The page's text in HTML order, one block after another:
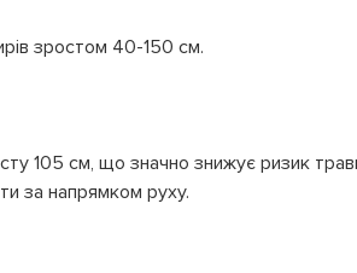
зростом 40-150 см.
105 см, що значно знижує ризик
за напрямком руху.